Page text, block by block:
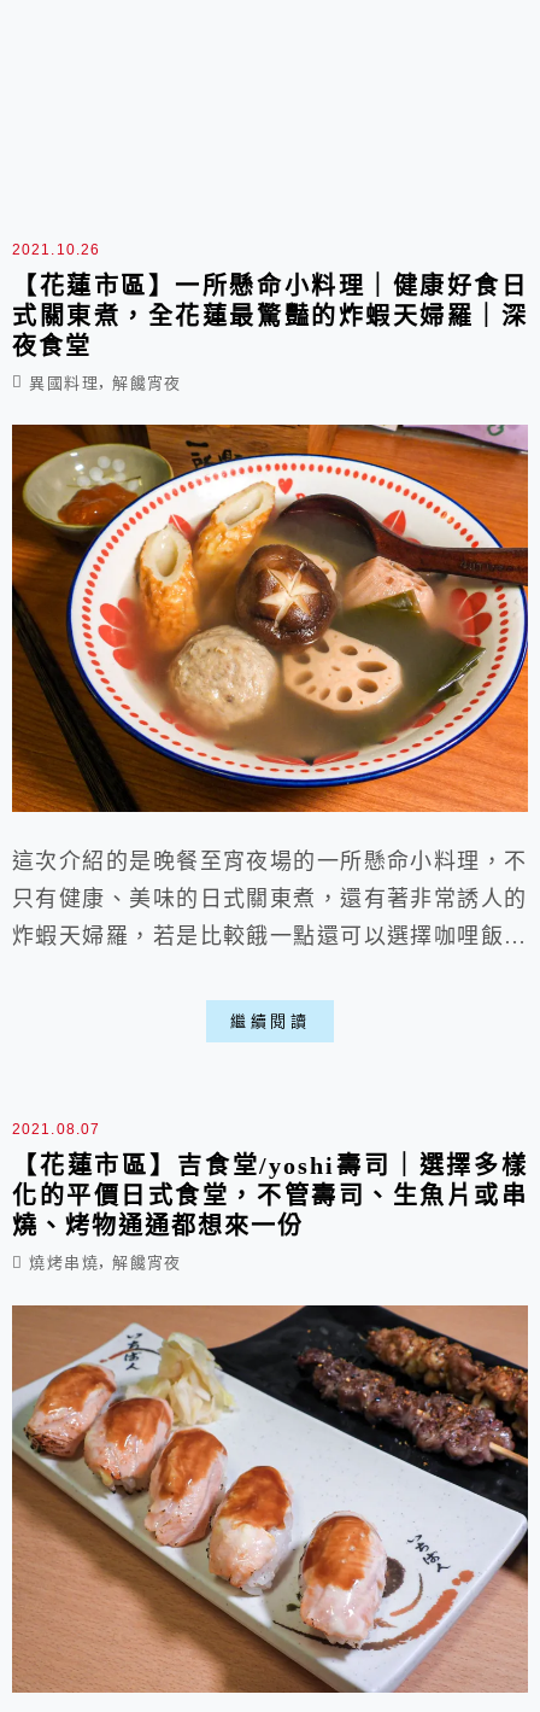
2021.10.26
【花蓮市區】一所懸命小料理｜健康好食日
式關東煮，全花蓮最驚豔的炸蝦天婦羅｜深
夜食堂
異國料理 ,解饞宵夜
這次介紹的是晚餐至宵夜場的一所懸命小料理，不
只有健康、美味的日式關東煮，還有著非常誘人的
炸蝦天婦羅，若是比較餓一點還可以選擇咖哩飯或
來在斜對面轉角，現在稍稍挪動了一些喵。 一、
餐廳環境: ▶外部: 位在花蓮市區的南京街上，
就是個小停車場，外觀上相當有日式氛圍，還掛上
了淡淡燈火的小燈籠，頗有來到日本小...
繼續閱讀
2021.08.07
【花蓮市區】吉食堂/yoshi壽司｜選擇多樣
化的平價日式食堂，不管壽司、生魚片或串
燒、烤物通通都想來一份
燒烤串燒,解饞宵夜